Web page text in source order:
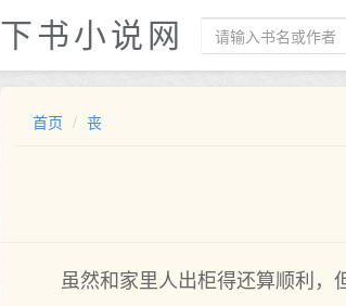
下书小说网
首页 丧
虽然和家里人出柜得还算顺利，